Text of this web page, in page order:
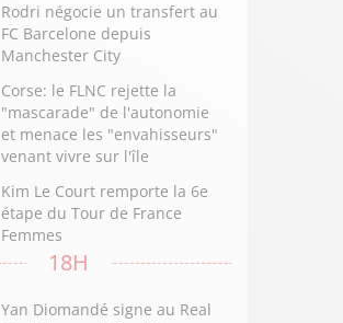
Rodri négocie un transfert au
FC Barcelone depuis
Manchester City
Corse: le FLNC rejette la
"mascarade" de l'autonomie
et menace les "envahisseurs"
venant vivre sur l'île
Kim Le Court remporte la 6e
étape du Tour de France
Femmes
18H
Yan Diomandé signe au Real